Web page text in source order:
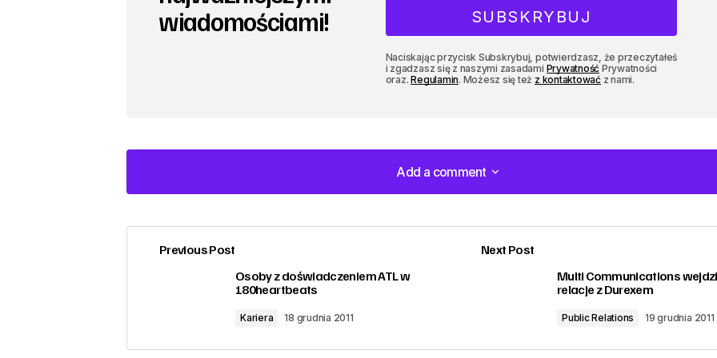
wiadomościami!
Naciskając przycisk Subskrybuj, potwierdzasz, że przeczytałeś
i zgadzasz się z naszymi zasadami Prywatność Prywatności
oraz.Regulamin. Możesz się też z kontaktowaćz nami.
Add a comment
Add a comment
zalogować
Previous Post
Osoby z doświadczeniem ATL w
180heartbeats
Kariera 18 grudnia 2011
Next Post
Multi Communications
relacje z Durexem
Public Relations 19 grudnia 2011